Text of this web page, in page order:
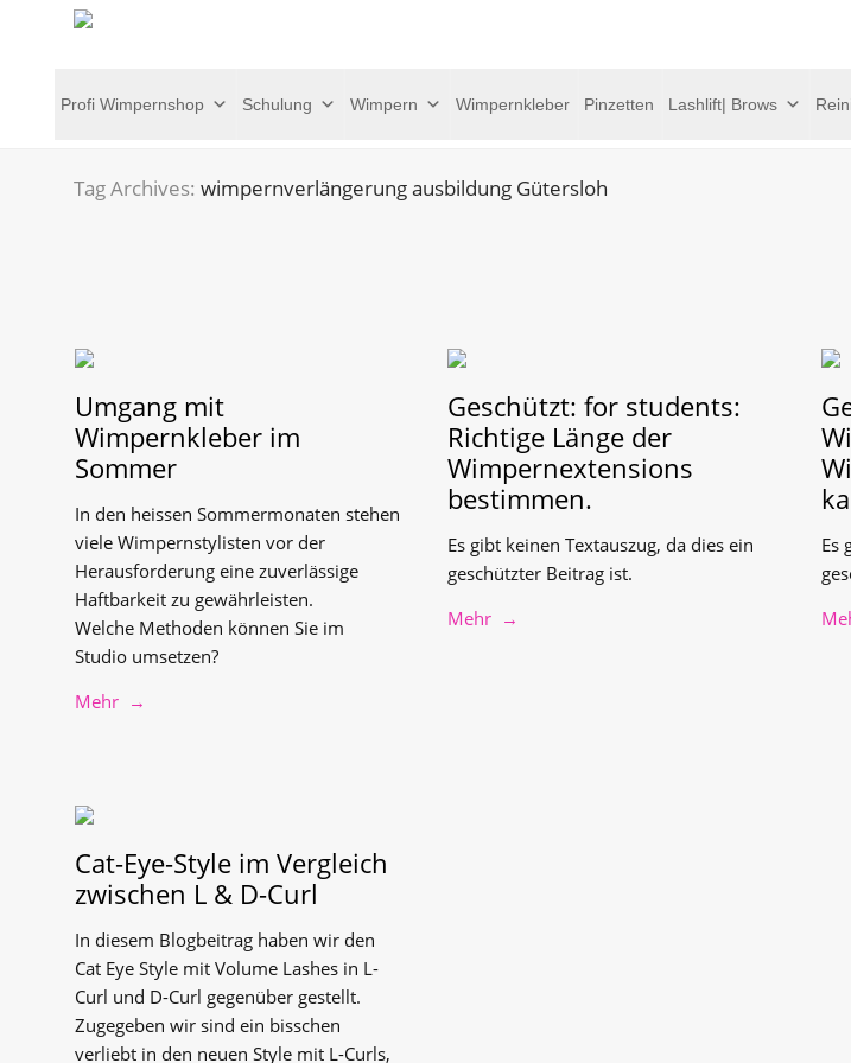
Profi Wimpernshop Schulung Wimpern Wimpernkleber Pinzetten Lashlift| Brows
Tag Archives: wimpernverlängerung ausbildung Gütersloh
Umgang mit
Wimpernkleber im
Sommer
In den heissen Sommermonaten stehen
viele Wimpernstylisten vor der
Herausforderung eine zuverlässige
Haftbarkeit zu gewährleisten.
Welche Methoden können Sie im
Studio umsetzen?
Mehr →
Geschützt: for students:
Richtige Länge der
Wimpernextensions
bestimmen.
Es gibt keinen Textauszug, da dies ein
geschützter Beitrag ist.
Mehr →
Es
Cat-Eye-Style im Vergleich
zwischen L & D-Curl
In diesem Blogbeitrag haben wir den
Cat Eye Style mit Volume Lashes in L-
Curl und D-Curl gegenüber gestellt.
Zugegeben wir sind ein bisschen
verliebt in den neuen Style mit L-Curls,